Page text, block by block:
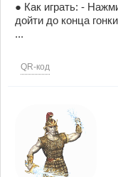
● Как играть: -
дойти до конца
...
QR-код